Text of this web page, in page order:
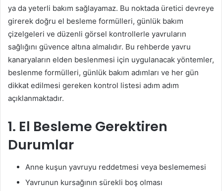
ya da yeterli bakım sağlayamaz. Bu noktada üretici devreye
girerek doğru el besleme formülleri, günlük bakım
çizelgeleri ve düzenli görsel kontrollerle yavruların
sağlığını güvence altına almalıdır. Bu rehberde yavru
kanaryaların elden beslenmesi için uygulanacak yöntemler,
beslenme formülleri, günlük bakım adımları ve her gün
dikkat edilmesi gereken kontrol listesi adım adım
açıklanmaktadır.
1. El Besleme Gerektiren
Durumlar
Anne kuşun yavruyu reddetmesi veya beslememesi
Yavrunun kursağının sürekli boş olması